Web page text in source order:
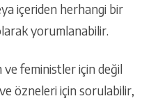
içeriden herhangi bir
yorumlanabilir.
ve feministler için değil
özneleri için sorulabilir,